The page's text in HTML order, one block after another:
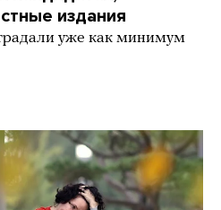
издания
уже как минимум